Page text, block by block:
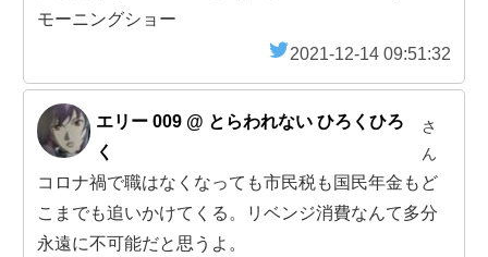
モーニングショー
2021-12-14 09:51:32
エリー 009 @ とらわれない ひろくひろ
く
さ
ん
コロナ禍で職はなくなっても市民税も国民年金もど
こまでも追いかけてくる。リベンジ消費なんて多分
永遠に不可能だと思うよ。